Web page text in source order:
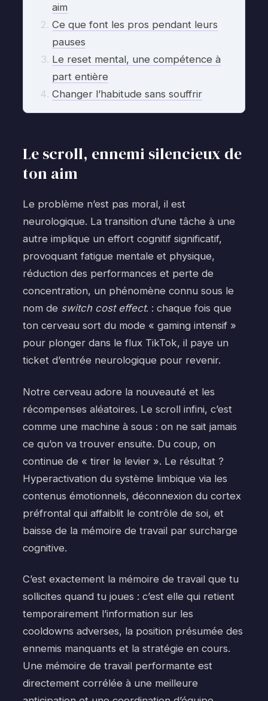
aim
Ce que font les pros pendant leurs
pauses
Le reset mental, une compétence à
part entière
Changer l’habitude sans souffrir
Le scroll, ennemi silencieux de
ton aim
Le problème n’est pas moral, il est
neurologique. La transition d’une tâche à une
autre implique un effort cognitif significatif,
provoquant fatigue mentale et physique,
réduction des performances et perte de
concentration, un phénomène connu sous le
nom de switch cost effect. : chaque fois que
ton cerveau sort du mode « gaming intensif »
pour plonger dans le flux TikTok, il paye un
ticket d’entrée neurologique pour revenir.
Notre cerveau adore la nouveauté et les
récompenses aléatoires. Le scroll infini, c’est
comme une machine à sous : on ne sait jamais
ce qu’on va trouver ensuite. Du coup, on
continue de « tirer le levier ». Le résultat ?
Hyperactivation du système limbique via les
contenus émotionnels, déconnexion du cortex
préfrontal qui affaiblit le contrôle de soi, et
baisse de la mémoire de travail par surcharge
cognitive.
C’est exactement la mémoire de travail que tu
sollicites quand tu joues : c’est elle qui retient
temporairement l’information sur les
cooldowns adverses, la position présumée des
ennemis manquants et la stratégie en cours.
Une mémoire de travail performante est
directement corrélée à une meilleure